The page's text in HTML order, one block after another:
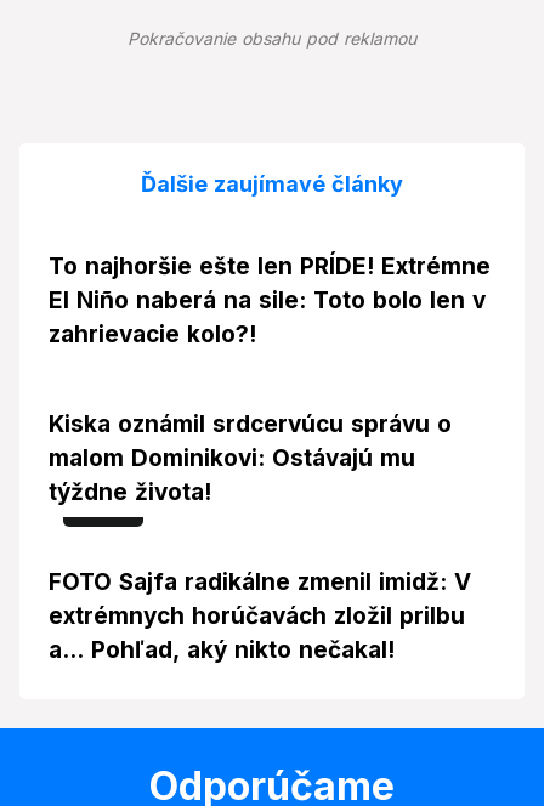
Pokračovanie obsahu pod reklamou
Ďalšie zaujímavé články
To najhoršie ešte len PRÍDE! Extrémne
El Niño naberá na sile: Toto bolo len v
zahrievacie kolo?!
Kiska oznámil srdcervúcu správu o
malom Dominikovi: Ostávajú mu
týždne života!
Foto
FOTO Sajfa radikálne zmenil imidž: V
extrémnych horúčavách zložil prilbu
a... Pohľad, aký nikto nečakal!
Odporúčame